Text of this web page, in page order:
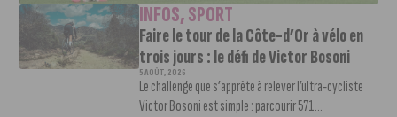
INFOS,SPORT
Faire le tour de la Côte-d’Or à vélo en
trois jours : le défi de Victor Bosoni
5 AOÛT, 2026
Le challenge que s’apprête à relever l’ultra-cycliste
Victor Bosoni est simple : parcourir 571...